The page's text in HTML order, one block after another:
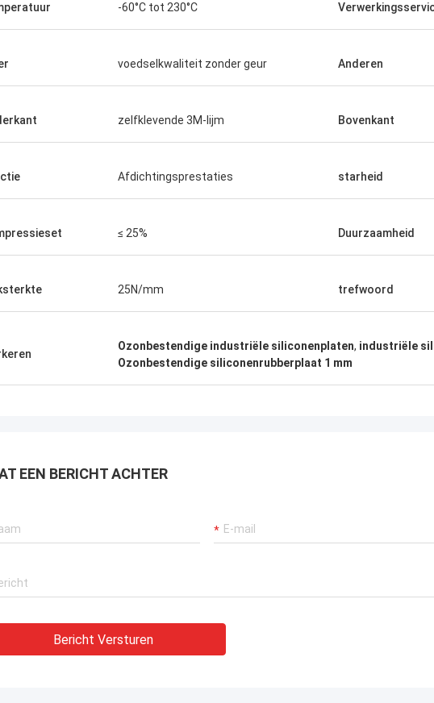
-60°C tot 230°C
voedselkwaliteit zonder geur Anderen
zelfklevende 3M-lijm Bovenkant
Afdichtingsprestaties starheid
≤ 25% Duurzaamheid
25N/mm trefwoord
Ozonbestendige industriële siliconenplaten, industriële
Ozonbestendige siliconenrubberplaat 1 mm
EEN BERICHT ACHTER
Bericht Versturen